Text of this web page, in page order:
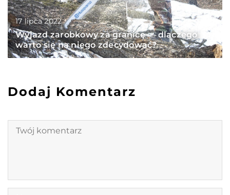
17 lipca 2022
Wyjazd zarobkowy za granicę — dlaczego
warto się na niego zdecydować?
Dodaj Komentarz